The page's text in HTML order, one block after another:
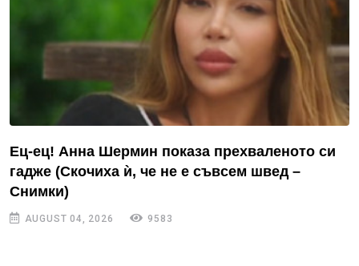
Ец-ец! Анна Шермин показа прехваленото си
гадже (Скочиха ѝ, че не е съвсем швед –
Снимки)
AUGUST 04, 2026 9583